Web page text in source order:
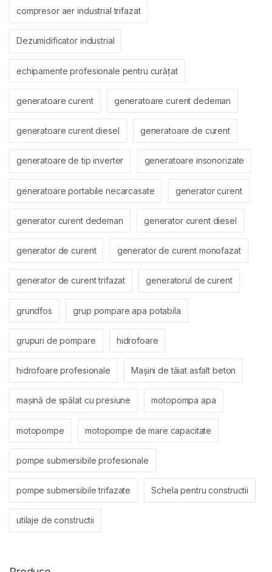
compresor aer industrial trifazat
Dezumidificator industrial
echipamente profesionale pentru curățat
generatoare curent generatoare curent dedeman
generatoare curent diesel generatoare de curent
generatoare de tip inverter generatoare insonorizate
generatoare portabile necarcasate generator curent
generator curent dedeman generator curent diesel
generator de curent generator de curent monofazat
generator de curent trifazat generatorul de curent
grundfos grup pompare apa potabila
grupuri de pompare hidrofoare
hidrofoare profesionale Mașini de tăiat asfalt beton
mașină de spălat cu presiune motopompa apa
motopompe motopompe de mare capacitate
pompe submersibile profesionale
pompe submersibile trifazate Schela pentru constructii
utilaje de constructii